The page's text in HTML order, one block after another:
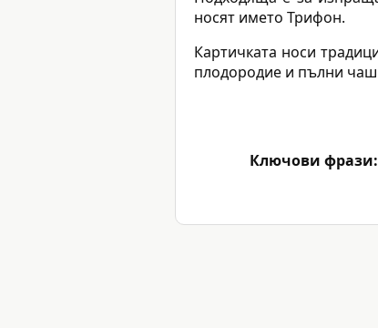
носят името Трифон.
Картичката носи
плодородие и пълни
Ключови фрази: